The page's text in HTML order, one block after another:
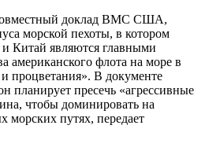
доклад ВМС США,
морской пехоты, в котором
и Китай являются главными
американского флота на море в
процветания». В документе
планирует пресечь «агрессивные
чтобы доминировать на
путях, передает